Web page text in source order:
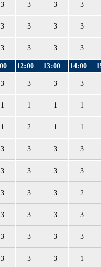
3 3 3 3
3 3 3 3
3 3 3 3
12:00 13:00 14:00
3 3 3 3
1 1 1 1
1 2 1 1
3 3 3 3
3 3 3 3
3 3 3 2
3 3 3 3
3 3 3 3
3 3 3 1